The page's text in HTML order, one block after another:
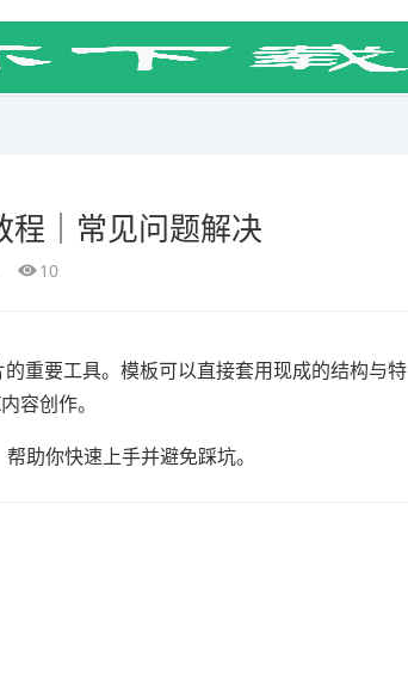
程｜常见问题解决
10
重要工具。模板可以直接套用现成的结构与特
容创作。
助你快速上手并避免踩坑。